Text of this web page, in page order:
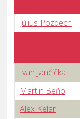
Július Pozdech
Ivan Jančička
Martin Beňo
Alex Kelar